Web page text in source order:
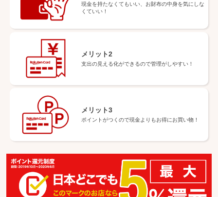
現金を持たなくてもいい、 お財布の中身を気にしな
くていい！
メリット2
支出の見える化ができるので管理がしやすい！
メリット3
ポイントがつくので現金よりもお得にお買い物！